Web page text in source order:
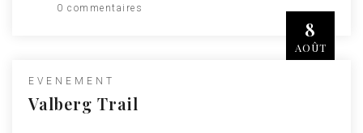
0 commentaires
8
AOÛT
EVENEMENT
Valberg Trail